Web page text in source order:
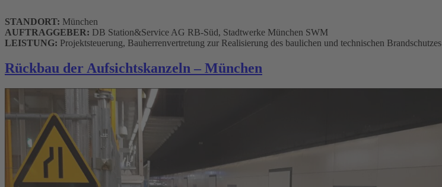
STANDORT: München
AUFTRAGGEBER: DB Station&Service AG RB-Süd, Stadtwerke München SWM
LEISTUNG: Projektsteuerung, Bauherrenvertretung zur Realisierung des baulichen und technischen Brandschutzes
Rückbau der Aufsichtskanzeln – München